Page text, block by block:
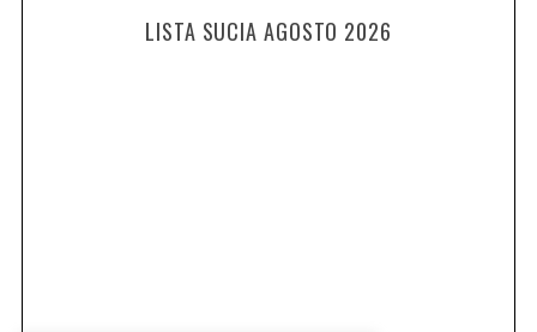
LISTA SUCIA AGOSTO 2026